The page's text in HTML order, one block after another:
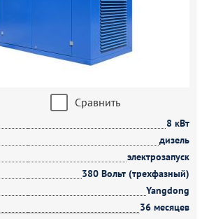
Сравнить
8 кВт
дизель
электрозапуск
380 Вольт (трехфазный)
Yangdong
36 месяцев